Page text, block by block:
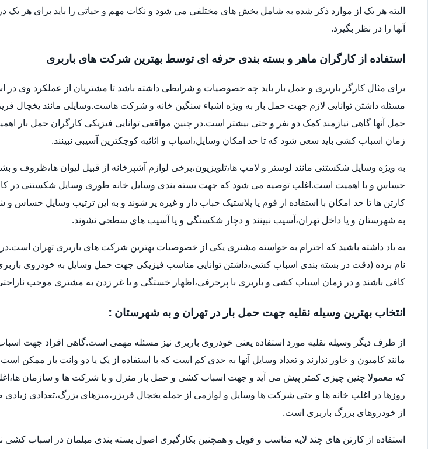
البته هر یک از موارد ذکر شده به شامل بخش های مختلفی می شود و نکات مهم و حیاتی را باید برای هر
آنها را در نظر بگیرد.
استفاده از کارگران ماهر و بسته بندی حرفه ای توسط بهترین شرکت های باربری
برای مثال کارگر باربری و حمل بار باید چه خصوصیات و شرایطی داشته باشد تا مشتریان از عملکرد وی
مسئله داشتن توانایی لازم جهت حمل بار به ویژه اشیاء سنگین خانه و شرکت هاست.وسایلی مانند یخچال
حمل آنها گاهی نیازمند کمک دو نفر و حتی بیشتر است.در چنین مواقعی توانایی فیزیکی کارگران حمل بار
زمان اسباب کشی باید سعی شود که تا حد امکان وسایل،اسباب و اثاثیه کوچکترین آسیبی نبینند.
به ویژه وسایل شکستنی مانند لوستر و لامپ ها،تلویزیون،برخی لوازم آشپزخانه از قبیل لیوان ها،ظروف و
حساس و با اهمیت است.اغلب توصیه می شود که جهت بسته بندی وسایل خانه طوری وسایل شکستنی در
کارتن ها تا حد امکان با استفاده از فوم یا پلاستیک حباب دار و غیره پر شوند و به این ترتیب وسایل
به شهرستان و یا داخل تهران،آسیب نبینند و دچار شکستگی و یا آسیب های سطحی نشوند.
به یاد داشته باشید که احترام به خواسته مشتری یکی از خصوصیات بهترین شرکت های باربری تهران
نام برده (دقت در بسته بندی اسباب کشی،داشتن توانایی مناسب فیزیکی جهت حمل وسایل به خودروی
کافی باشند و در زمان اسباب کشی و باربری با پرحرفی،اظهار خستگی و یا غر زدن به مشتری موجب
انتخاب بهترین وسیله نقلیه جهت حمل بار در تهران و به شهرستان :
از طرف دیگر وسیله نقلیه مورد استفاده یعنی خودروی باربری نیز مسئله مهمی است.گاهی افراد جهت
مانند کامیون و خاور ندارند و تعداد وسایل آنها به حدی کم است که با استفاده از یک یا دو وانت بار ممکن
که معمولا چنین چیزی کمتر پیش می آید و جهت اسباب کشی و حمل بار منزل و یا شرکت ها و سازمان
روزها در اغلب خانه ها و حتی شرکت ها وسایل و لوازمی از جمله یخچال فریزر،میزهای بزرگ،تعدادی زیادی
از خودروهای بزرگ باربری است.
استفاده از کارتن های چند لایه مناسب و فویل و همچنین بکارگیری اصول بسته بندی مبلمان در اسباب